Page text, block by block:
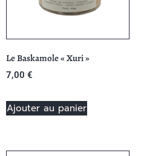
Le Baskamole « Xuri »
7,00 €
Ajouter au panier